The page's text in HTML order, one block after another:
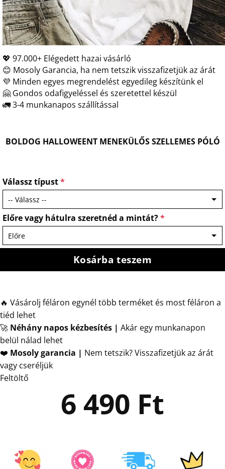
💖 97.000+ Elégedett hazai vásárló
😊 Mosoly Garancia, ha nem tetszik visszafizetjük az árát
💜 Minden egyes megrendelést egyedileg készítünk el
🤗 Gondos odafigyeléssel és szeretettel készül
🚛 3-4 munkanapos szállítással
BOLDOG HALLOWEENT MENEKÜLŐS SZELLEMES PÓLÓ
Válassz típust*
Előre vagy hátulra szeretnéd a mintát?*
Kosárba teszem
🔥 Vásárolj féláron egynél több terméket és most féláron a
tiéd lehet
🚀 Néhány napos kézbesítés | Akár egy munkanapon
belül nálad lehet
❤️ Mosoly garancia | Nem tetszik? Visszafizetjük az árát
vagy cseréljük
Feltöltő
6 490 Ft